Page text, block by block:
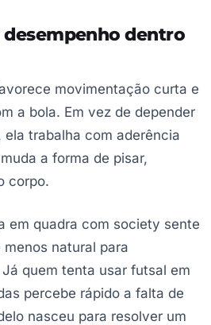
desempenho dentro
movimentação curta e
a bola. Em vez de depender
trabalha com aderência
a forma de pisar,
corpo.
em quadra com society sente
natural para
quem tenta usar futsal em
percebe rápido a falta de
nasceu para resolver um